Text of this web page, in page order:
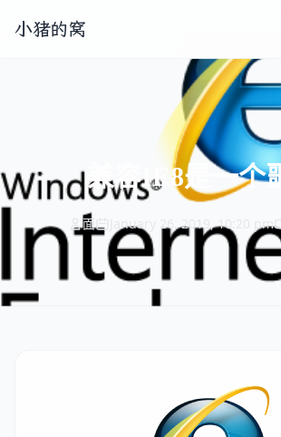
小猪的窝
兼容IE8是一个
面 January 26, 2019, 10:20 pm